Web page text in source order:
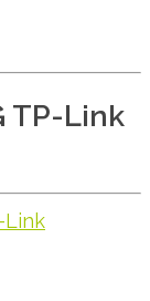
TP-Link
Link